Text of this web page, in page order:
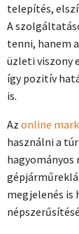
telepítés,
A
tenni, hanem
üzleti viszony
így pozitív
is.
Az online
használni a
hagyományos
megjelenés